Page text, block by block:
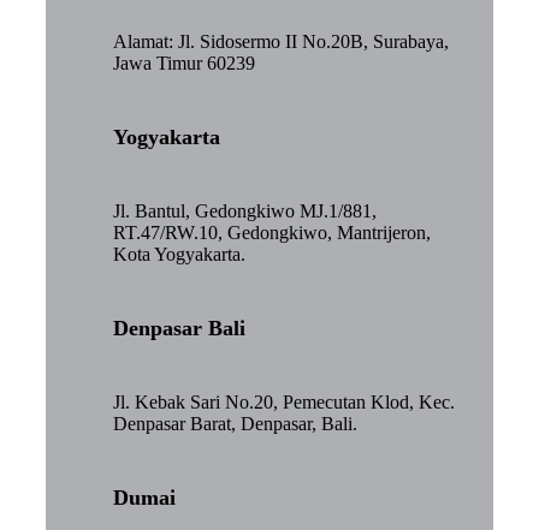
Alamat: Jl. Sidosermo II No.20B, Surabaya,
Jawa Timur 60239
Yogyakarta
Jl. Bantul, Gedongkiwo MJ.1/881,
RT.47/RW.10, Gedongkiwo, Mantrijeron,
Kota Yogyakarta.
Denpasar Bali
Jl. Kebak Sari No.20, Pemecutan Klod, Kec.
Denpasar Barat, Denpasar, Bali.
Dumai